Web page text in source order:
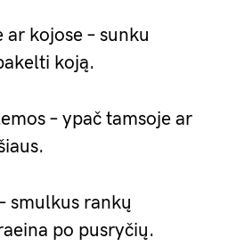
kojose – sunku
koją.
– ypač tamsoje ar
smulkus rankų
po pusryčių.